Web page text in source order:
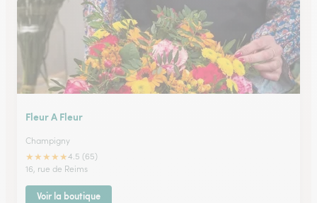
Fleur A Fleur
Champigny
★★★★★4.5 (65)
16, rue de Reims
Voir la boutique